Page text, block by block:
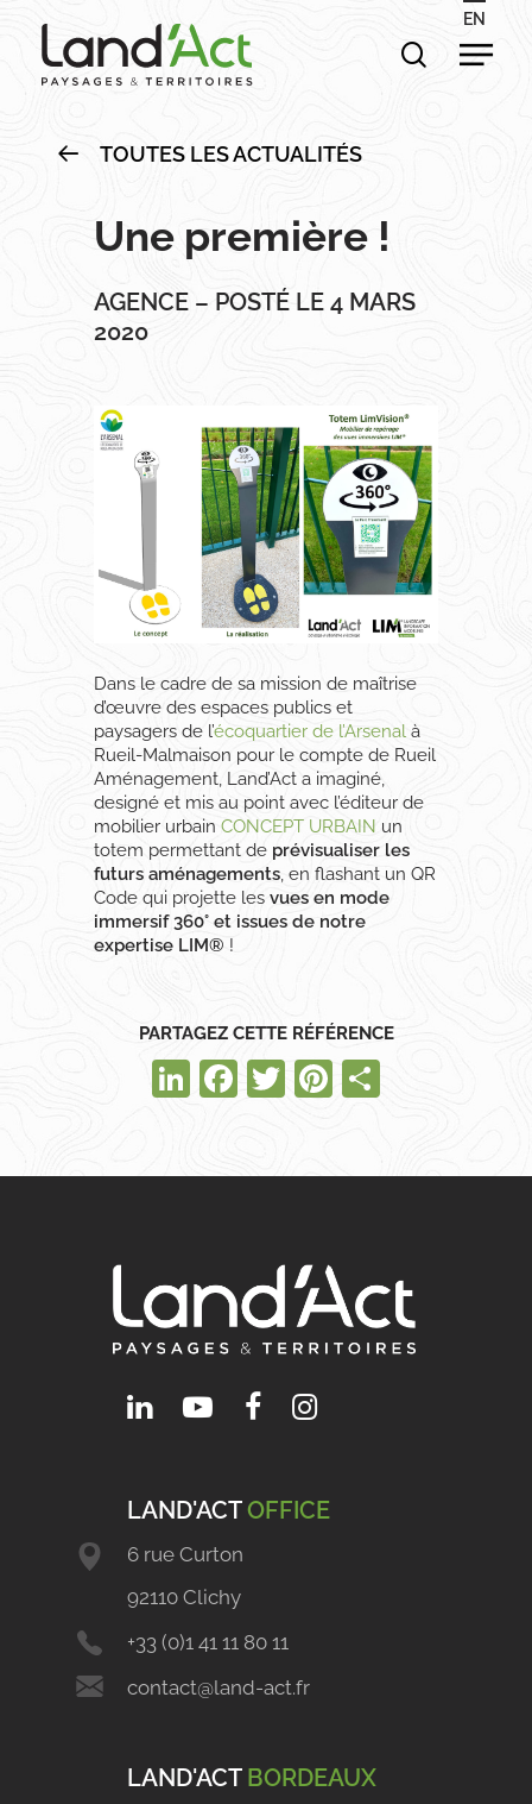
recherche
EN
TOUTES LES ACTUALITÉS
Une première !
AGENCE – POSTÉ LE 4 MARS
2020
Dans le cadre de sa mission de maîtrise
d’œuvre des espaces publics et
paysagers de l’écoquartier de l’Arsenal à
Rueil-Malmaison pour le compte de Rueil
Aménagement, Land’Act a imaginé,
designé et mis au point avec l’éditeur de
mobilier urbainCONCEPT URBAIN un
totem permettant de prévisualiser les
futurs aménagements, en flashant un QR
Code qui projette lesvues en mode
immersif 360° et issues de notre
expertise LIM® !
PARTAGEZ CETTE RÉFÉRENCE
LinkedIn
Facebook
TwitterPinterest
LAND'ACTOFFICE
6 rue Curton
92110 Clichy
+33 (0)1 41 11 80 11
contact@land-act.fr
LAND'ACT BORDEAUX